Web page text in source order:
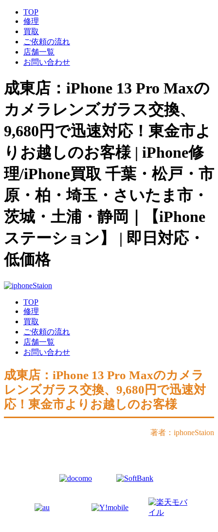
TOP
修理
買取
ご依頼の流れ
店舗一覧
お問い合わせ
成東店：iPhone 13 Pro Maxの
カメラレンズガラス交換、
9,680円で迅速対応！東金市よ
りお越しのお客様 | iPhone修
理/iPhone買取 千葉・松戸・市
原・柏・埼玉・さいたま市・
茨城・土浦・静岡｜【iPhone
ステーション】 | 即日対応・
低価格
TOP
修理
買取
ご依頼の流れ
店舗一覧
お問い合わせ
成東店：iPhone 13 Pro Maxのカメラ
レンズガラス交換、9,680円で迅速対
応！東金市よりお越しのお客様
著者：iphoneStaion